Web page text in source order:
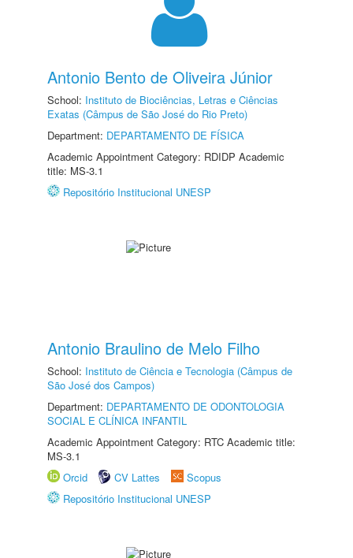
Antonio Bento de Oliveira Júnior
School: Instituto de Biociências, Letras e Ciências
Exatas (Câmpus de São José do Rio Preto)
Department: DEPARTAMENTO DE FÍSICA
Academic Appointment Category: RDIDP Academic
title: MS-3.1
Repositório Institucional UNESP
Antonio Braulino de Melo Filho
School: Instituto de Ciência e Tecnologia (Câmpus de
São José dos Campos)
Department: DEPARTAMENTO DE ODONTOLOGIA
SOCIAL E CLÍNICA INFANTIL
Academic Appointment Category: RTC Academic title:
MS-3.1
Orcid
CV Lattes
Scopus
Repositório Institucional UNESP